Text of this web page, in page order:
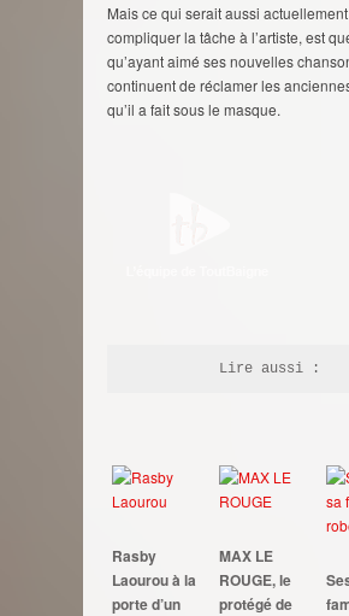
Mais ce qui serait aussi
compliquer la tâche à l’artiste, est
qu’ayant aimé ses nouvelles
continuent de réclamer les
qu’il a fait sous le masque.
Lire aussi :
Rasby
Laourou à la
porte d’un
MAX LE
ROUGE, le
protégé de